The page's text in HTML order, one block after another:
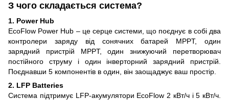
З чого складається система?
1. Power Hub
EcoFlow Power Hub – це серце системи, що поєднує в собі два
контролери заряду від сонячних батарей MPPT, один
зарядний пристрій MPPT, один знижуючий перетворювач
постійного струму і один інверторний зарядний пристрій.
Поєднавши 5 компонентів в один, він заощаджує ваш простір.
2. LFP Batteries
Система підтримує LFP-акумулятори EcoFlow 2 кВт/ч і 5 кВт/ч.